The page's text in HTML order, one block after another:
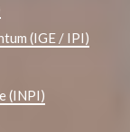
(IGE / IPI)
(INPI)